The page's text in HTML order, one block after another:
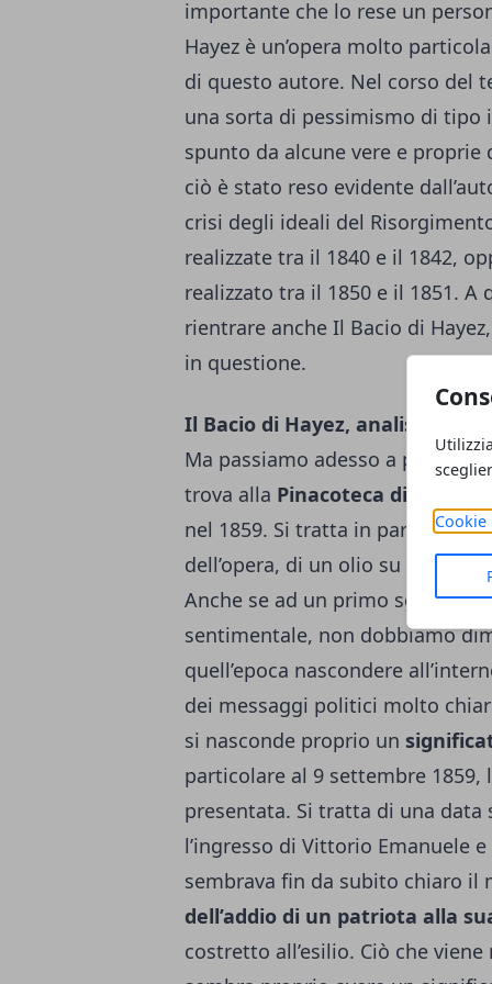
Cookie
importante che lo rese un
Hayez è un’opera molto
di questo autore. Nel corso del
una sorta di pessimismo di tipo
spunto da alcune vere e
ciò è stato reso evidente
crisi degli ideali del
realizzate tra il 1840 e il 1842,
realizzato tra il 1850 e il 1851.
rientrare anche Il Bacio di
in questione.
Il Bacio di Hayez, analisi
Ma passiamo adesso a parlare
trova alla Pinacoteca di Brera a
nel 1859. Si tratta in
dell’opera, di un olio su tela
Anche se ad un primo sguardo
sentimentale, non dobbiamo
quell’epoca nascondere
dei messaggi politici molto
si nasconde proprio un
particolare al 9 settembre 1859,
presentata. Si tratta di una data
l’ingresso di Vittorio Emanuele
sembrava fin da subito chiaro il
dell’addio di un patriota alla
costretto all’esilio. Ciò che